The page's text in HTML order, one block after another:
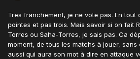
Tres franchement, je ne vote pas. En tout
pointes et pas trois. Mais savoir si on fait
Torres ou Saha-Torres, je sais pas. Ca
moment, de tous les matchs à jouer, sans
aussi qui aura son mot à dire en attaque